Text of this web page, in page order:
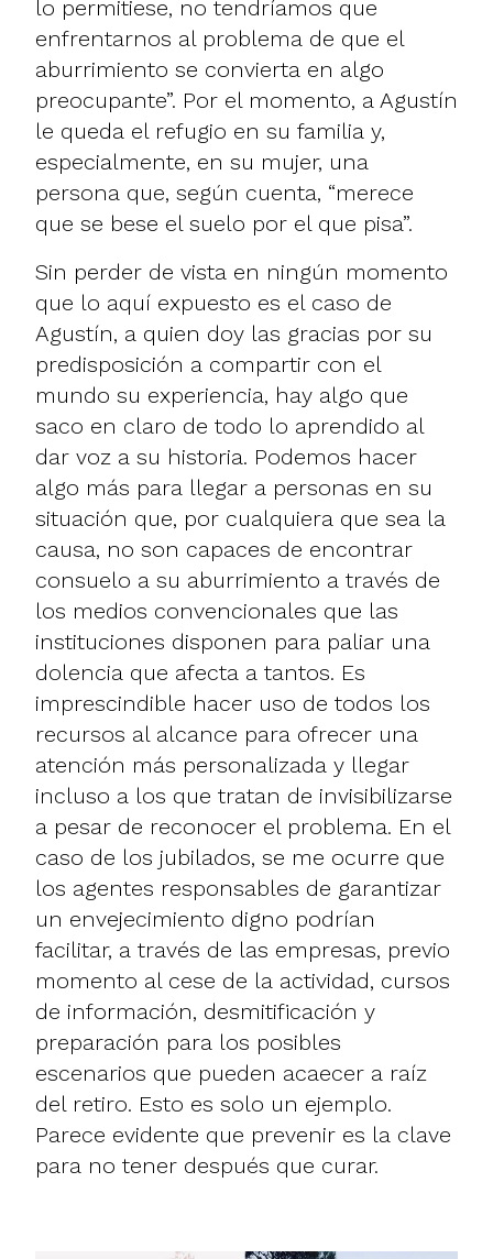
lo permitiese, no tendríamos que
enfrentarnos al problema de que el
aburrimiento se convierta en algo
preocupante”. Por el momento, a Agustín
le queda el refugio en su familia y,
especialmente, en su mujer, una
persona que, según cuenta, “merece
que se bese el suelo por el que pisa”.
Sin perder de vista en ningún momento
que lo aquí expuesto es el caso de
Agustín, a quien doy las gracias por su
predisposición a compartir con el
mundo su experiencia, hay algo que
saco en claro de todo lo aprendido al
dar voz a su historia. Podemos hacer
algo más para llegar a personas en su
situación que, por cualquiera que sea la
causa, no son capaces de encontrar
consuelo a su aburrimiento a través de
los medios convencionales que las
instituciones disponen para paliar una
dolencia que afecta a tantos. Es
imprescindible hacer uso de todos los
recursos al alcance para ofrecer una
atención más personalizada y llegar
incluso a los que tratan de invisibilizarse
a pesar de reconocer el problema. En el
caso de los jubilados, se me ocurre que
los agentes responsables de garantizar
un envejecimiento digno podrían
facilitar, a través de las empresas, previo
momento al cese de la actividad, cursos
de información, desmitificación y
preparación para los posibles
escenarios que pueden acaecer a raíz
del retiro. Esto es solo un ejemplo.
Parece evidente que prevenir es la clave
para no tener después que curar.